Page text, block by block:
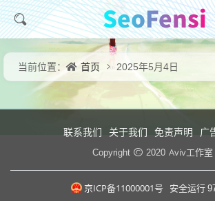
当前位置： 首页 2025年5月4日
联系我们 关于我们 免责声明 广
Copyright 2020 Aviv工作室
京ICP备11000001号 安全运行